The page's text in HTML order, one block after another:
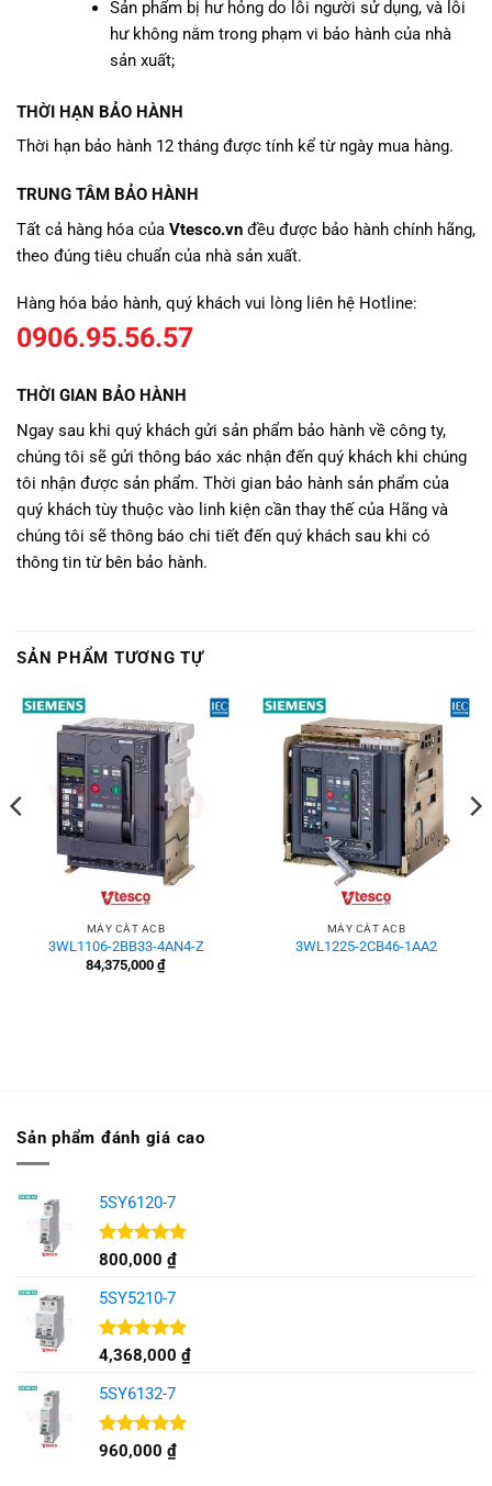
Sản phẩm bị hư hỏng do lỗi người sử dụng, và lỗi
hư không nằm trong phạm vi bảo hành của nhà
sản xuất;
THỜI HẠN BẢO HÀNH
Thời hạn bảo hành 12 tháng được tính kể từ ngày mua hàng.
TRUNG TÂM BẢO HÀNH
Tất cả hàng hóa của Vtesco.vn đều được bảo hành chính hãng,
theo đúng tiêu chuẩn của nhà sản xuất.
Hàng hóa bảo hành, quý khách vui lòng liên hệ Hotline:
0906.95.56.57
THỜI GIAN BẢO HÀNH
Ngay sau khi quý khách gửi sản phẩm bảo hành về công ty,
chúng tôi sẽ gửi thông báo xác nhận đến quý khách khi chúng
tôi nhận được sản phẩm. Thời gian bảo hành sản phẩm của
quý khách tùy thuộc vào linh kiện cần thay thế của Hãng và
chúng tôi sẽ thông báo chi tiết đến quý khách sau khi có
thông tin từ bên bảo hành.
SẢN PHẨM TƯƠNG TỰ
MÁY CẮT ACB
3WL1106-2BB33-4AN4-Z
84,375,000 ₫
MÁY CẮT ACB
3WL1225-2CB46-1AA2
Sản phẩm đánh giá cao
5SY6120-7
Được xếp
5 sao
800,000 ₫
5SY5210-7
Được xếp
5 sao
4,368,000 ₫
5SY6132-7
Được xếp
960,000 ₫